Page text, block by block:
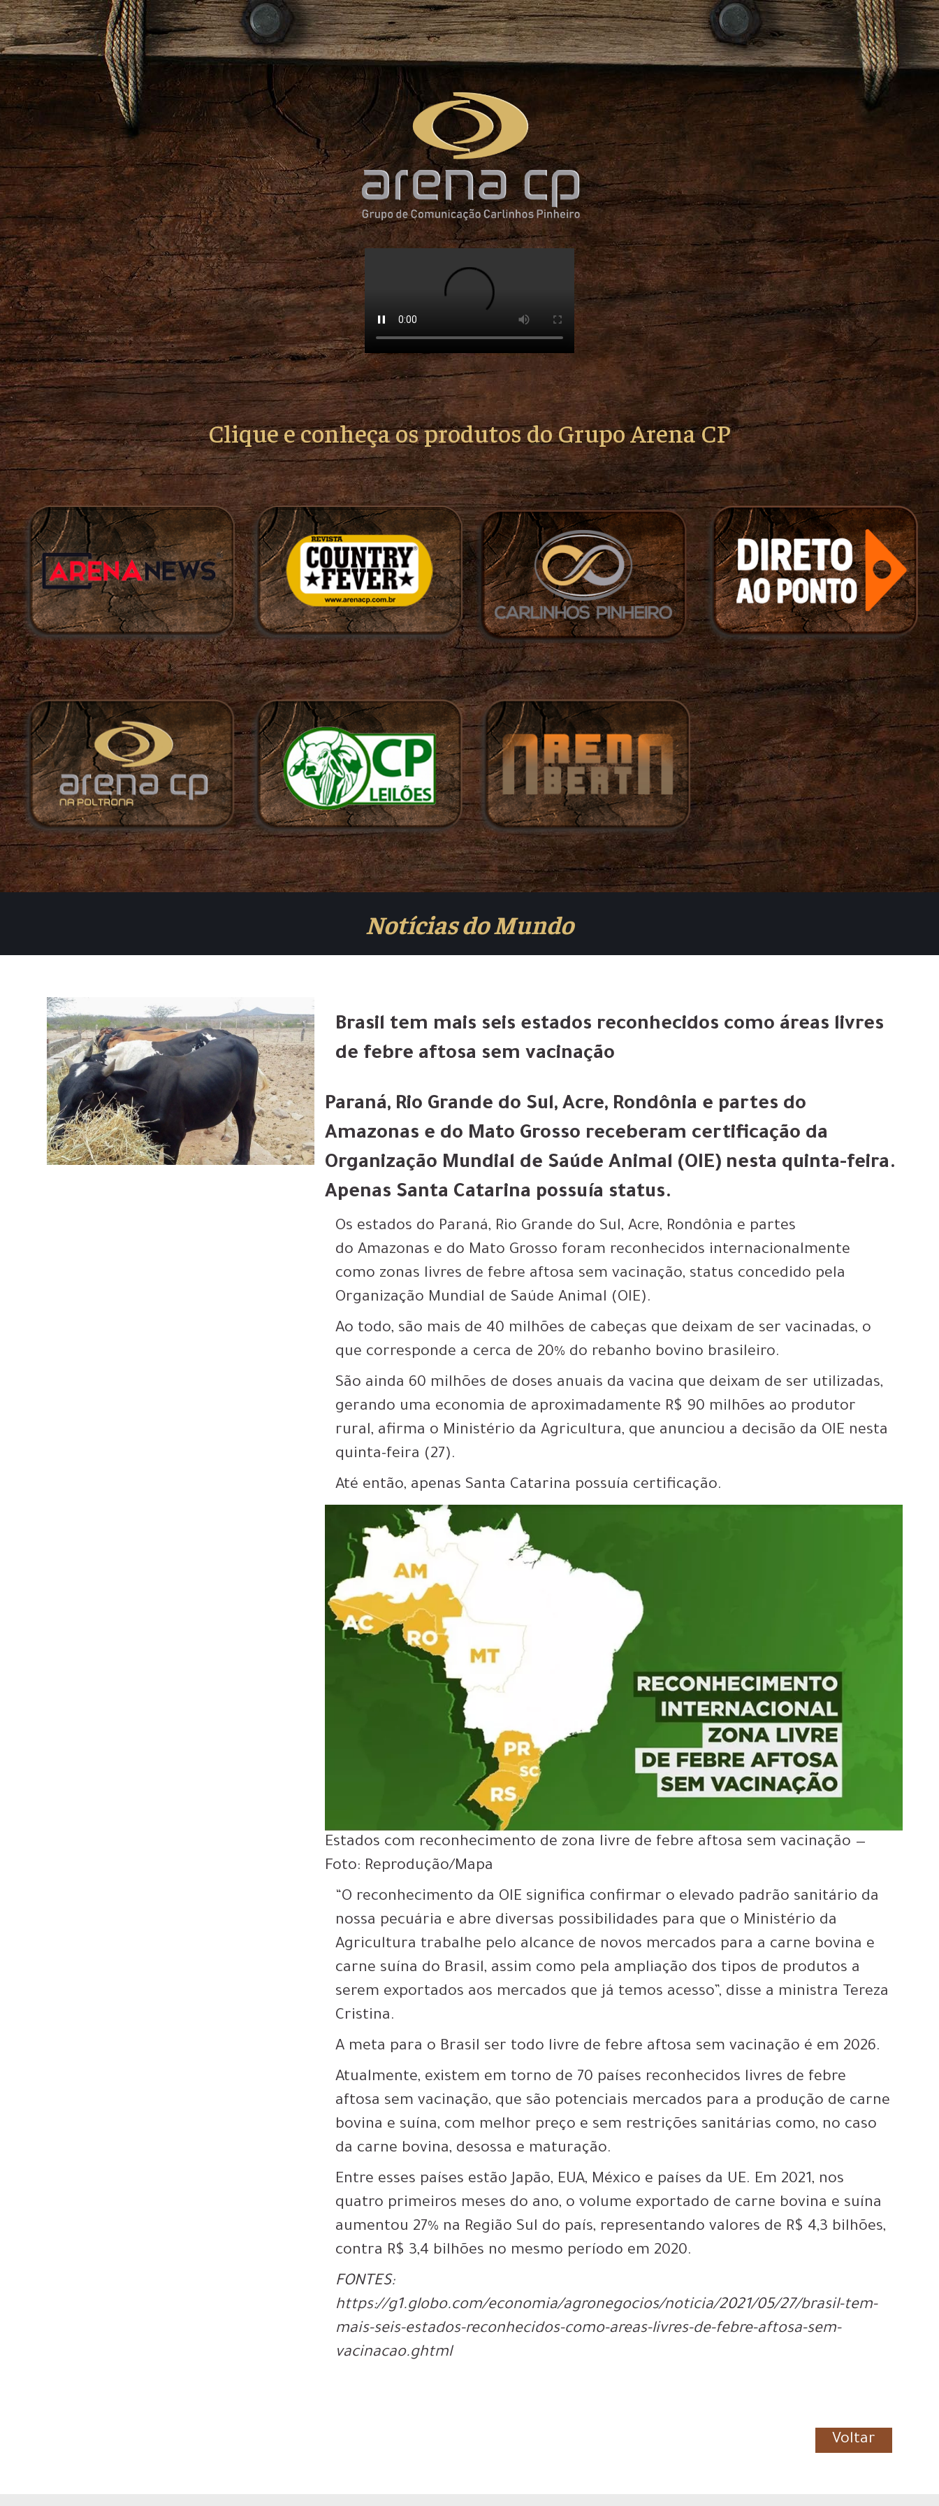
Clique e conheça os produtos do Grupo Arena CP
Notícias do Mundo
Brasil tem mais seis estados reconhecidos como áreas livres
de febre aftosa sem vacinação
Paraná, Rio Grande do Sul, Acre, Rondônia e partes do
Amazonas e do Mato Grosso receberam certificação da
Organização Mundial de Saúde Animal (OIE) nesta quinta-feira.
Apenas Santa Catarina possuía status.
Os estados do Paraná, Rio Grande do Sul, Acre, Rondônia e partes
do Amazonas e do Mato Grosso foram reconhecidos internacionalmente
como zonas livres de febre aftosa sem vacinação, status concedido pela
Organização Mundial de Saúde Animal (OIE).
Ao todo, são mais de 40 milhões de cabeças que deixam de ser vacinadas, o
que corresponde a cerca de 20% do rebanho bovino brasileiro.
São ainda 60 milhões de doses anuais da vacina que deixam de ser utilizadas,
gerando uma economia de aproximadamente R$ 90 milhões ao produtor
rural, afirma o Ministério da Agricultura, que anunciou a decisão da OIE nesta
quinta-feira (27).
Até então, apenas Santa Catarina possuía certificação.
Estados com reconhecimento de zona livre de febre aftosa sem vacinação —
Foto: Reprodução/Mapa
“O reconhecimento da OIE significa confirmar o elevado padrão sanitário da
nossa pecuária e abre diversas possibilidades para que o Ministério da
Agricultura trabalhe pelo alcance de novos mercados para a carne bovina e
carne suína do Brasil, assim como pela ampliação dos tipos de produtos a
serem exportados aos mercados que já temos acesso”, disse a ministra Tereza
Cristina.
A meta para o Brasil ser todo livre de febre aftosa sem vacinação é em 2026.
Atualmente, existem em torno de 70 países reconhecidos livres de febre
aftosa sem vacinação, que são potenciais mercados para a produção de carne
bovina e suína, com melhor preço e sem restrições sanitárias como, no caso
da carne bovina, desossa e maturação.
Entre esses países estão Japão, EUA, México e países da UE. Em 2021, nos
quatro primeiros meses do ano, o volume exportado de carne bovina e suína
aumentou 27% na Região Sul do país, representando valores de R$ 4,3 bilhões,
contra R$ 3,4 bilhões no mesmo período em 2020.
FONTES:
https://g1.globo.com/economia/agronegocios/noticia/2021/05/27/brasil-tem-
mais-seis-estados-reconhecidos-como-areas-livres-de-febre-aftosa-sem-
vacinacao.ghtml
Voltar